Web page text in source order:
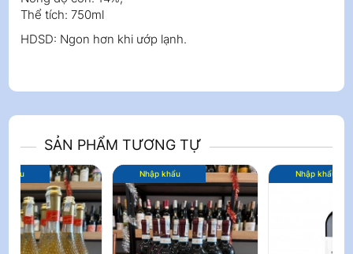
Thể tích: 750ml
HDSD: Ngon hơn khi ướp lạnh.
SẢN PHẨM TƯƠNG TỰ
Nhập khẩu Nhập khẩu